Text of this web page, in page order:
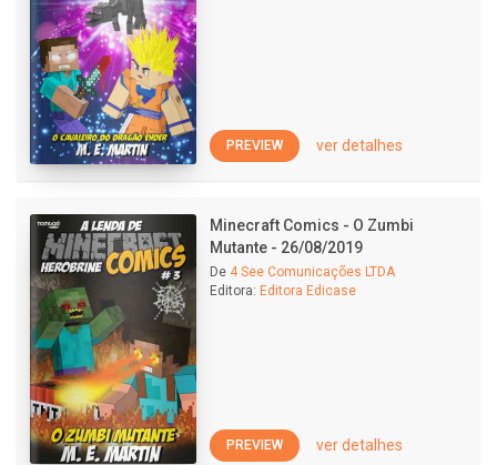
PREVIEW ver detalhes
Minecraft Comics - O Zumbi
Mutante - 26/08/2019
De 4 See Comunicações LTDA
Editora: Editora Edicase
PREVIEW ver detalhes